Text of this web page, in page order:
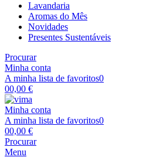
Lavandaria
Aromas do Mês
Novidades
Presentes Sustentáveis
Procurar
Minha conta
A minha lista de favoritos0
00,00 €
Minha conta
A minha lista de favoritos0
00,00 €
Procurar
Menu